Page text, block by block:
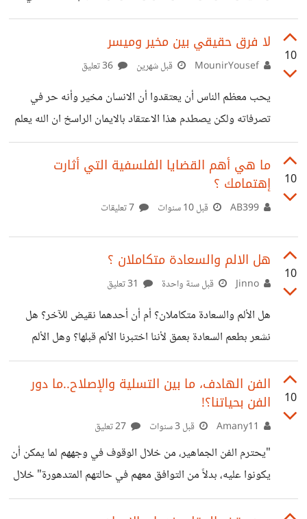
سيزيدها بتصرفه ،لكان قد امتنع عن الإنجاب ،وبذلك يوقف دورة
الشيخوخة والموت" بوذا في الخمسين سنة الأخيرة ،انتشرت
فلسفة اللاإنجابية ،والتي تقوم على رفض فكرة الإنجاب بقرار
مثلًا ،أو الرهبنة والتعفف ،القائمة على الامتناع عن الجنس. ولكنها
ليست فكرة جديدة ،إذ يمكن رؤية ذلك ضمن معتقدات بعض
الحضارات القديمة ومنها الإغريقية ،ككتابات
10
لا فرق حقيقي بين مخير وميسر
قبل شهرين
يحب معظم الناس أن يعتقدوا أن الانسان مخير وأنه حر في
تصرفاته ولكن يصطدم هذا الاعتقاد بالايمان الراسخ ان الله يعلم
ما نفعله قبل ان نفعله وان مصير الانسان مكتوب ومقدر انا
شخصيا لا اجد تناقض او تعارض بين الفكرتين من ناحية
فالانسان مخير وحر حرية كاملة في تصرفاته، ومن ناحية أخرى
فكل ما يفعله مقدر ومكتوب ومعلوم عند الله قبل أن يتم فعله.
الممثل الأمريكي ايثان هووك "نحن لا نفهم
10
ما هي أهم القضايا الفلسفية التي أثارت
إهتمامك ؟
قبل 10 سنوات
10
هل الالم والسعادة متكاملان ؟
قبل سنة واحدة
هل الألم والسعادة متكاملان؟ أم أن أحدهما نقيض للآخر؟ هل
نشعر بطعم السعادة بعمق لأننا اختبرنا الألم قبلها؟ وهل الألم
ضرورة في حياتنا، أم مجرد عبء نحاول تجاوزه بأي وسيلة؟
كثيرًا ما أطرح هذه الأسئلة على نفسي. أتأملها، أحاول فهمها،
وكأنني أبحث عن نقطة ارتكاز تمنحني معنى.يقول فريدريك
نيتشه: "ما لا يقتلني يجعلني أقوى." وكأنه يخبرنا أن الألم ليس
عدوًا، بل معبر ضروري نحو القوة والنضج. نحن نحاول دائمًا
الهروب من الألم، نبحث عن تجاوزه، نراه كشيء يجب التخلص
10
الفن الهادف، ما بين التسلية والإصلاح..ما دور
الفن بحياتنا؟!
قبل 3 سنوات
"يحترم الفن الجماهير، من خلال الوقوف في وجههم لما يمكن أن
يكونوا عليه، بدلاً من التوافق معهم في حالتهم المتدهورة" خلال
نقده للثقافة الجماهيرية، وجه الألماني ثيودور أدورنو إتهامات